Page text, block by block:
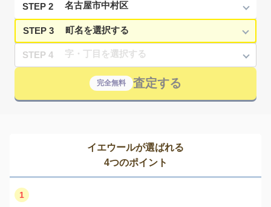
STEP 2
STEP 3
STEP 4
完全無料 査定する
イエウールが選ばれる
4つのポイント
1